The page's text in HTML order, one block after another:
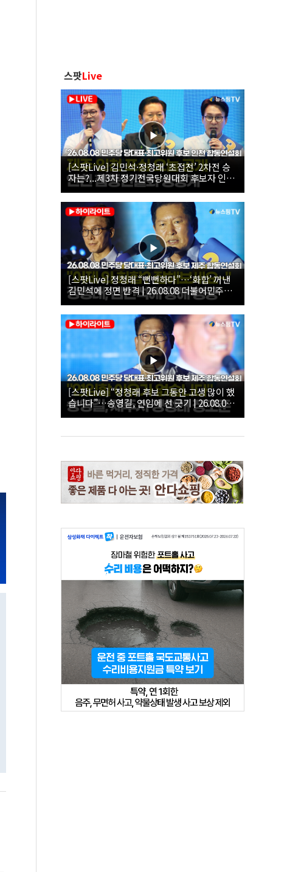
스팟Live
[스팟Live] 김민석·정청래 ‘초접전’ 2차전 승
자는?...제3차 정기전국당원대회 후보자 인천
합동연설회 생중계 | 26.08.08
[스팟Live] 정청래 “뻔뻔하다”…‘화합’ 꺼낸
김민석에 정면 반격 | 26.08.08 더불어민주당
당대표·최고위원 후보 제주 합동연설회
[스팟Live] “정청래 후보 그동안 고생 많이 했
습니다”…송영길, 연임에 선 긋기 | 26.08.08
더불어민주당 당대표·최고위원 후보 제주 합